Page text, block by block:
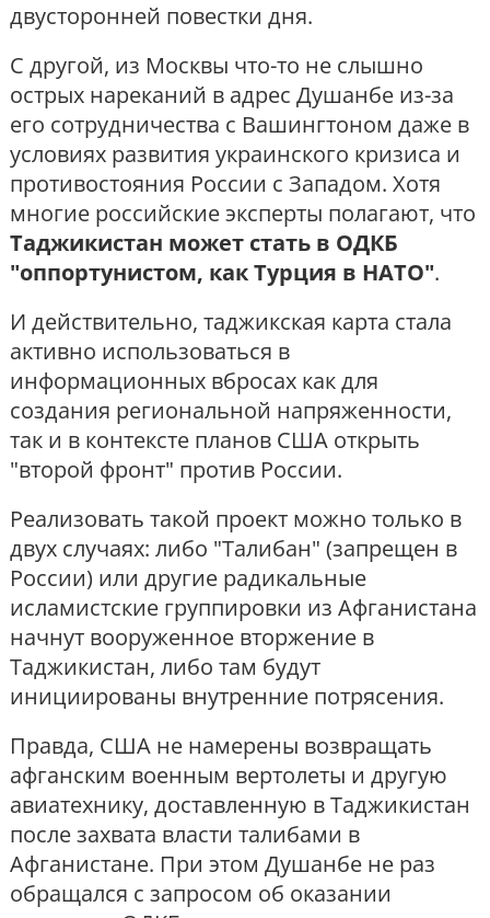
двусторонней повестки дня.
С другой, из Москвы что-то не слышно
острых нареканий в адрес Душанбе из-за
его сотрудничества с Вашингтоном даже в
условиях развития украинского кризиса и
противостояния России с Западом. Хотя
многие российские эксперты полагают, что
Таджикистан может стать в ОДКБ
"оппортунистом, как Турция в НАТО".
И действительно, таджикская карта стала
активно использоваться в
информационных вбросах как для
создания региональной напряженности,
так и в контексте планов США открыть
"второй фронт" против России.
Реализовать такой проект можно только в
двух случаях: либо "Талибан" (запрещен в
России) или другие радикальные
исламистские группировки из Афганистана
начнут вооруженное вторжение в
Таджикистан, либо там будут
инициированы внутренние потрясения.
Правда, США не намерены возвращать
афганским военным вертолеты и другую
авиатехнику, доставленную в Таджикистан
после захвата власти талибами в
Афганистане. При этом Душанбе не раз
обращался с запросом об оказании